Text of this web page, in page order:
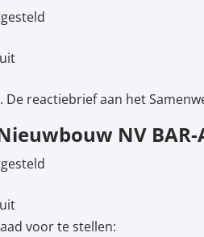
De reactiebrief aan het
NV
voor te stellen: